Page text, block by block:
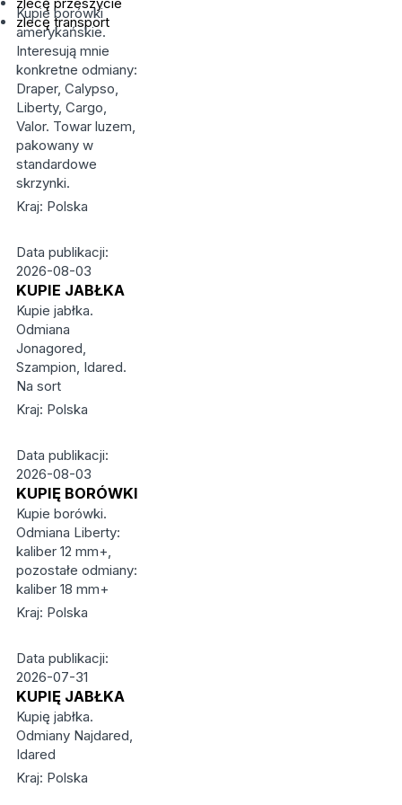
zlecę transport
Kupie borówki
amerykańskie.
Interesują mnie
konkretne odmiany:
Draper, Calypso,
Liberty, Cargo,
Valor. Towar luzem,
pakowany w
standardowe
skrzynki.
Kraj: Polska
Data publikacji:
2026-08-03
KUPIE JABŁKA
Kupie jabłka.
Odmiana
Jonagored,
Szampion, Idared.
Na sort
Kraj: Polska
Data publikacji:
2026-08-03
KUPIĘ BORÓWKI
Kupie borówki.
Odmiana Liberty:
kaliber 12 mm+,
pozostałe odmiany:
kaliber 18 mm+
Kraj: Polska
Data publikacji:
2026-07-31
KUPIĘ JABŁKA
Kupię jabłka.
Odmiany Najdared,
Idared
Kraj: Polska